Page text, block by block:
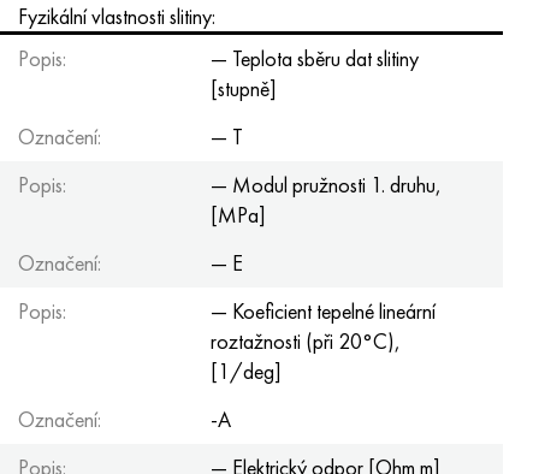
Fyzikální vlastnosti slitiny:
Popis:
— Teplota sběru dat slitiny
[stupně]
Označení:
— T
Popis:
— Modul pružnosti 1. druhu,
[MPa]
Označení:
— E
Popis:
— Koeficient tepelné lineární
roztažnosti (při 20°С),
[1/deg]
Označení:
-A
Popis:
— Elektrický odpor [Ohm m]